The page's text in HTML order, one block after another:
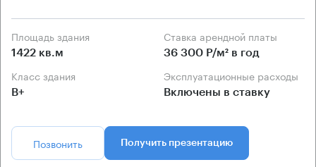
Площадь здания
1422 кв.м
Ставка арендной платы
36 300 Р/м² в год
Класс здания
B+
Эксплуатационные расходы
Включены в ставку
Позвонить Получить презентацию